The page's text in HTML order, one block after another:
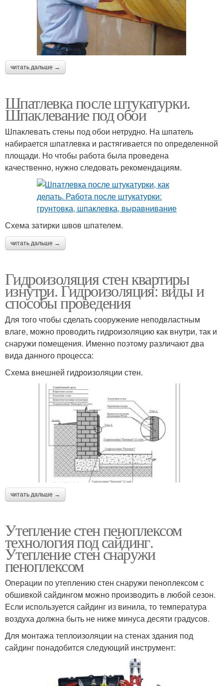
читать дальше →
Шпатлевка после штукатурки.
Шпаклевание под обои
Шпаклевать стены под обои нетрудно. На шпатель
набирается шпатлевка и растягивается по определенной
площади. Но чтобы работа была проведена
качественно, нужно следовать рекомендациям.
Схема затирки швов шпателем.
читать дальше →
Гидроизоляция стен квартиры
изнутри. Гидроизоляция: виды и
способы проведения
Для того чтобы сделать сооружение неподвластным
влаге, можно проводить гидроизоляцию как внутри, так и
снаружи помещения. Именно поэтому различают два
вида данного процесса:
Схема внешней гидроизоляции стен.
читать дальше →
Утепление стен пеноплексом
технология под сайдинг.
Утепление стен снаружи
пеноплексом
Операции по утеплению стен снаружи пеноплексом с
обшивкой сайдингом можно производить в любой сезон.
Если используется сайдинг из винила, то температура
воздуха должна быть не ниже минуса десяти градусов.
Для монтажа теплоизоляции на стенах здания под
сайдинг понадобится следующий инструмент: